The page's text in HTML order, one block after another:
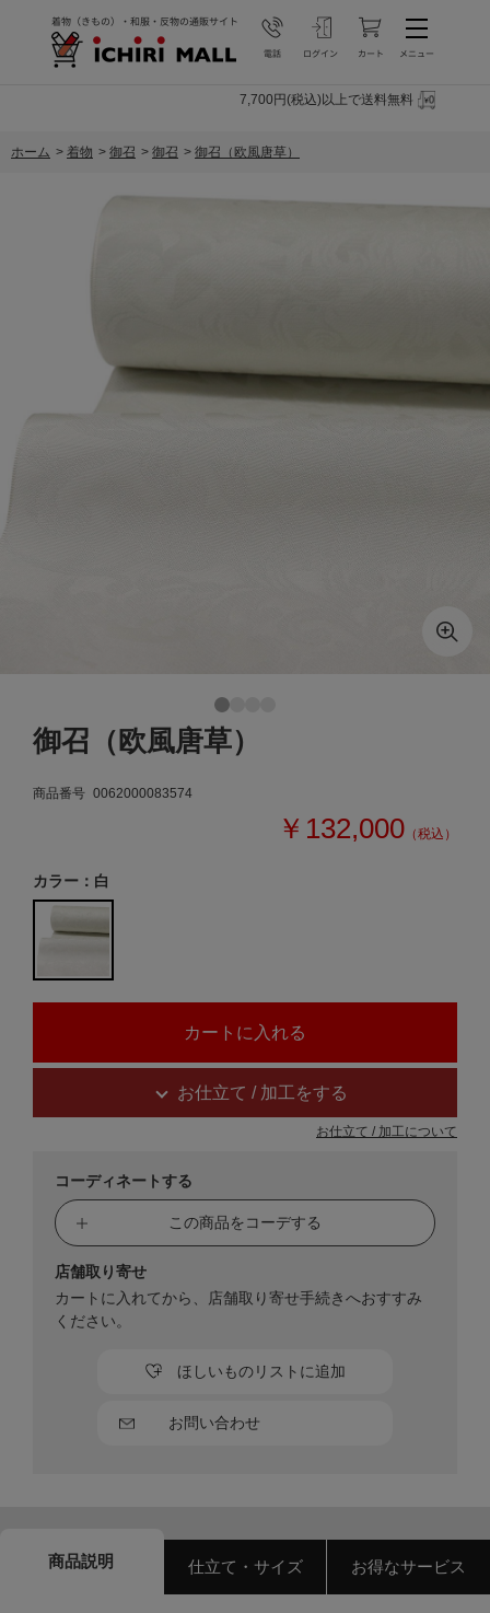
7,700円(税込)以上で送料無料
ホーム > 着物 > 御召 > 御召 > 御召（欧風唐草）
御召（欧風唐草）
商品番号 0062000083574
￥132,000 （税込）
カラー：白
お仕立て / 加工をする
お仕立て / 加工について
コーディネートする
この商品をコーデする
お問い合わせ
ほしいものリストに追加
店舗取り寄せ
カートに入れてから、店舗取り寄せ手続きへおすすみ
ください。
商品説明 仕立て・サイズ お得なサービス